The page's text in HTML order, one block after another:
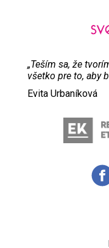
„Teším sa, že
všetko pre to, aby
Evita Urbaníková